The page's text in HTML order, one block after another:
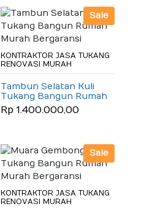
Sale
KONTRAKTOR JASA TUKANG
RENOVASI MURAH
Tambun Selatan Kuli
Tukang Bangun Rumah
Murah Bergaransi
Rp 1.400.000,00
Sale
KONTRAKTOR JASA TUKANG
RENOVASI MURAH